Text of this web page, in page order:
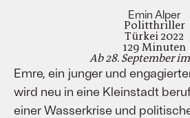
Emin Alper
Politthriller
Türkei 2022
129 Minuten
Ab 28. September
Emre, ein junger und
wird neu in eine Kleinstadt
einer Wasserkrise und